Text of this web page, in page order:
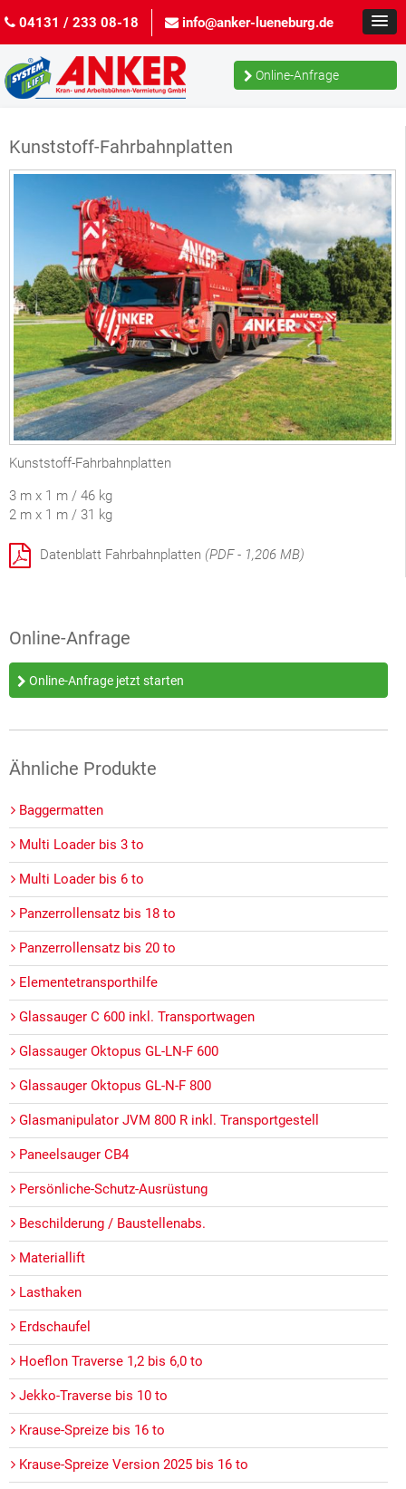
04131 / 233 08-18 info@anker-lueneburg.de
Online-Anfrage
Kunststoff-Fahrbahnplatten
Kunststoff-Fahrbahnplatten
3 m x 1 m / 46 kg
2 m x 1 m / 31 kg
Datenblatt Fahrbahnplatten (PDF - 1,206 MB)
Online-Anfrage
Online-Anfrage jetzt starten
Ähnliche Produkte
Baggermatten
Multi Loader bis 3 to
Multi Loader bis 6 to
Panzerrollensatz bis 18 to
Panzerrollensatz bis 20 to
Elementetransporthilfe
Glassauger C 600 inkl. Transportwagen
Glassauger Oktopus GL-LN-F 600
Glassauger Oktopus GL-N-F 800
Glasmanipulator JVM 800 R inkl. Transportgestell
Paneelsauger CB4
Persönliche-Schutz-Ausrüstung
Beschilderung / Baustellenabs.
Materiallift
Lasthaken
Erdschaufel
Hoeflon Traverse 1,2 bis 6,0 to
Jekko-Traverse bis 10 to
Krause-Spreize bis 16 to
Krause-Spreize Version 2025 bis 16 to